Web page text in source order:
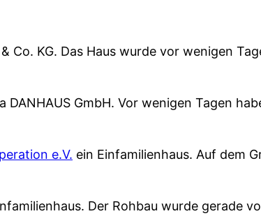
Co. KG. Das Haus wurde vor wenigen
GmbH. Vor wenigen Tagen
e.V. ein Einfamilienhaus. Auf dem
Der Rohbau wurde gerade